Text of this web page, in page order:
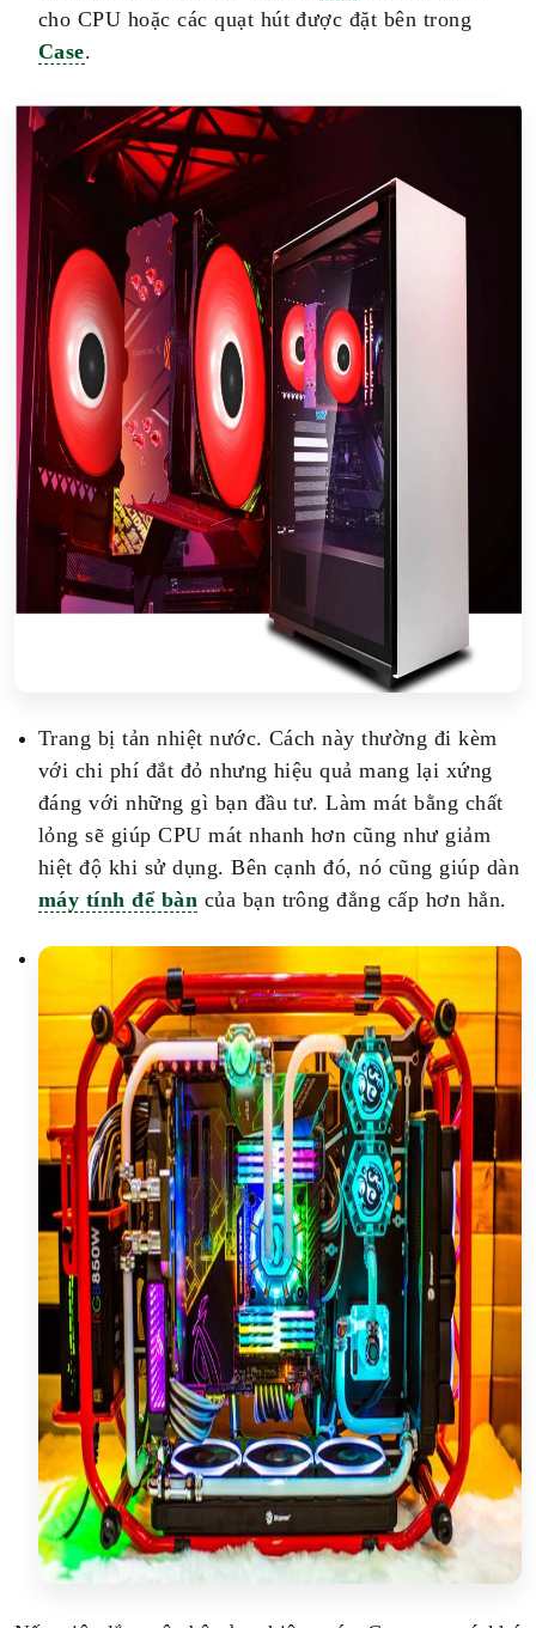
cho CPU hoặc các quạt hút được đặt bên trong
Case.
Trang bị tản nhiệt nước. Cách này thường đi kèm
với chi phí đắt đỏ nhưng hiệu quả mang lại xứng
đáng với những gì bạn đầu tư. Làm mát bằng chất
lỏng sẽ giúp CPU mát nhanh hơn cũng như giảm
hiệt độ khi sử dụng. Bên cạnh đó, nó cũng giúp dàn
máy tính để bàn của bạn trông đẳng cấp hơn hẳn.